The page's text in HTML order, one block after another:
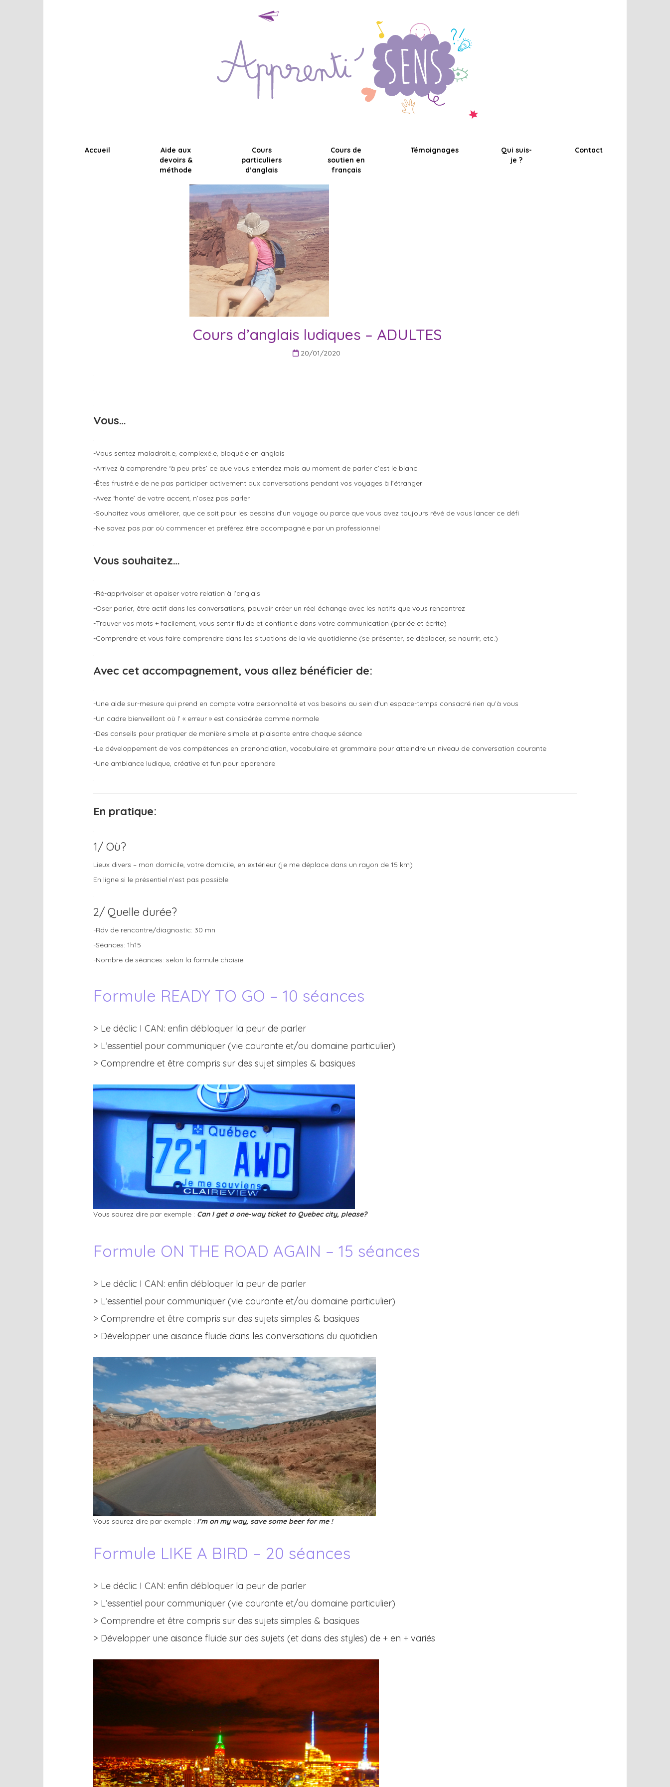
Accueil
Aide aux
devoirs &
méthode
Cours
particuliers
d’anglais
Cours de
soutien en
français
Témoignages
Qui suis-
je ?
Contact
Cours d’anglais ludiques – ADULTES
20/01/2020
.
.
.
Vous…
.
-Vous sentez maladroit.e, complexé.e, bloqué.e en anglais
-Arrivez à comprendre ‘à peu près’ ce que vous entendez mais au moment de parler c’est le blanc
-Êtes frustré.e de ne pas participer activement aux conversations pendant vos voyages à l’étranger
-Avez ‘honte’ de votre accent, n’osez pas parler
-Souhaitez vous améliorer, que ce soit pour les besoins d’un voyage ou parce que vous avez toujours rêvé de vous lancer ce défi
-Ne savez pas par où commencer et préférez être accompagné.e par un professionnel
.
Vous souhaitez…
.
-Ré-apprivoiser et apaiser votre relation à l’anglais
-Oser parler, être actif dans les conversations, pouvoir créer un réel échange avec les natifs que vous rencontrez
-Trouver vos mots + facilement, vous sentir fluide et confiant.e dans votre communication (parlée et écrite)
-Comprendre et vous faire comprendre dans les situations de la vie quotidienne (se présenter, se déplacer, se nourrir, etc.)
.
Avec cet accompagnement, vous allez bénéficier de:
.
-Une aide sur-mesure qui prend en compte votre personnalité et vos besoins au sein d’un espace-temps consacré rien qu’à vous
-Un cadre bienveillant où l’ « erreur » est considérée comme normale
-Des conseils pour pratiquer de manière simple et plaisante entre chaque séance
-Le développement de vos compétences en prononciation, vocabulaire et grammaire pour atteindre un niveau de conversation courante
-Une ambiance ludique, créative et fun pour apprendre
.
En pratique:
.
1/ Où?
Lieux divers – mon domicile, votre domicile, en extérieur (je me déplace dans un rayon de 15 km)
En ligne si le présentiel n’est pas possible
.
2/ Quelle durée?
-Rdv de rencontre/diagnostic: 30 mn
-Séances: 1h15
-Nombre de séances: selon la formule choisie
.
Formule READY TO GO – 10 séances
> Le déclic I CAN: enfin débloquer la peur de parler
> L’essentiel pour communiquer (vie courante et/ou domaine particulier)
> Comprendre et être compris sur des sujet simples & basiques
Vous saurez dire par exemple : Can I get a one-way ticket to Quebec city, please?
Formule ON THE ROAD AGAIN – 15 séances
> Le déclic I CAN: enfin débloquer la peur de parler
> L’essentiel pour communiquer (vie courante et/ou domaine particulier)
> Comprendre et être compris sur des sujets simples & basiques
> Développer une aisance fluide dans les conversations du quotidien
Vous saurez dire par exemple : I’m on my way, save some beer for me !
Formule LIKE A BIRD – 20 séances
> Le déclic I CAN: enfin débloquer la peur de parler
> L’essentiel pour communiquer (vie courante et/ou domaine particulier)
> Comprendre et être compris sur des sujets simples & basiques
> Développer une aisance fluide sur des sujets (et dans des styles) de + en + variés